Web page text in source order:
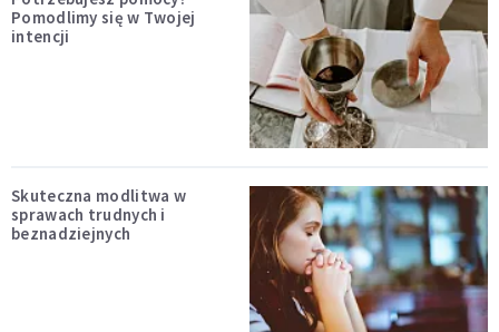
Pomodlimy się w Twojej
intencji
Skuteczna modlitwa w
sprawach trudnych i
beznadziejnych